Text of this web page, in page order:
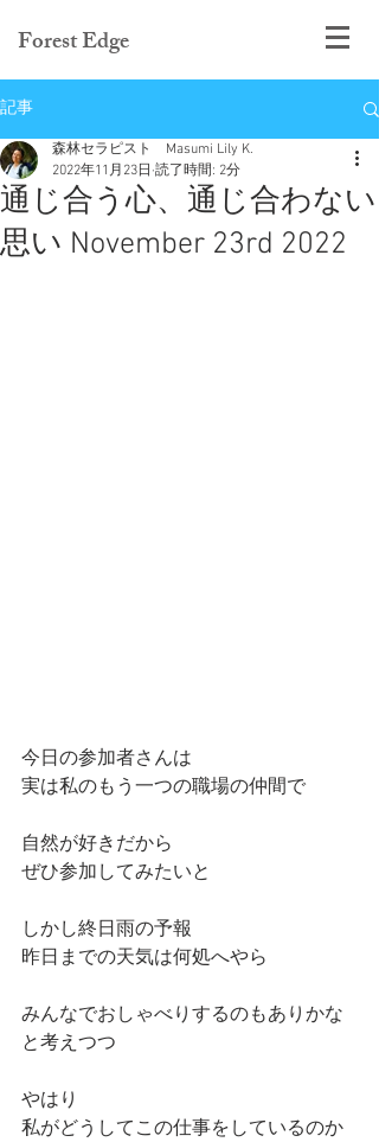
Forest Edge
記事
通じ合う心、通じ合わない
思い November 23rd 2022
森林セラピスト Masumi Lily K.
2022年11月23日 読了時間: 2分
今日の参加者さんは
実は私のもう一つの職場の仲間で
自然が好きだから
ぜひ参加してみたいと
しかし終日雨の予報
昨日までの天気は何処へやら
みんなでおしゃべりするのもありかな
と考えつつ
やはり
私がどうしてこの仕事をしているのか